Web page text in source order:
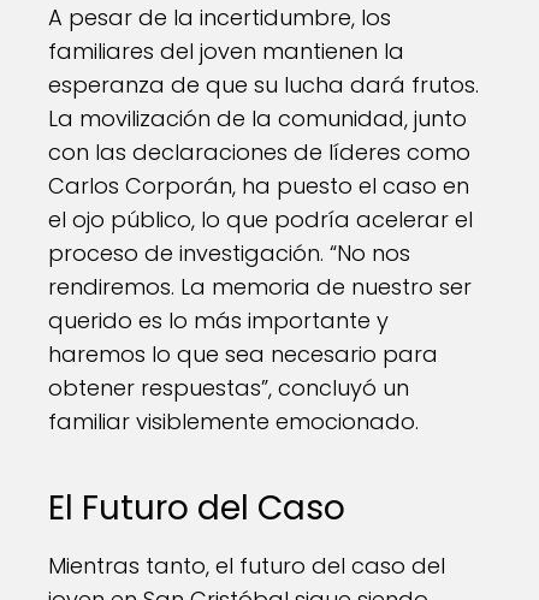
A pesar de la incertidumbre, los
familiares del joven mantienen la
esperanza de que su lucha dará frutos.
La movilización de la comunidad, junto
con las declaraciones de líderes como
Carlos Corporán, ha puesto el caso en
el ojo público, lo que podría acelerar el
proceso de investigación. “No nos
rendiremos. La memoria de nuestro ser
querido es lo más importante y
haremos lo que sea necesario para
obtener respuestas”, concluyó un
familiar visiblemente emocionado.
El Futuro del Caso
Mientras tanto, el futuro del caso del